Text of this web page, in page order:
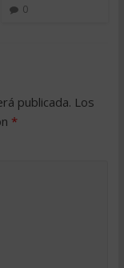
0
publicada. Los
*